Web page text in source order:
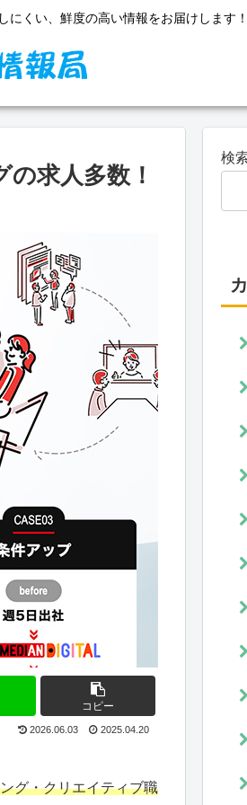
くい、鮮度の高い情報をお届けします！
求人多数！
コピー
2026.06.03 2025.04.20
グ・クリエイティブ職
検